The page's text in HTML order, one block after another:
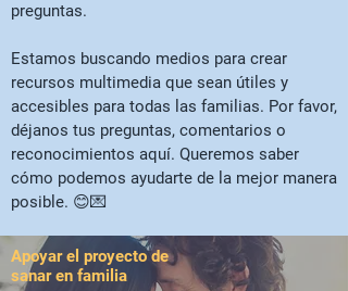
preguntas.
Estamos buscando medios para crear
recursos multimedia que sean útiles y
accesibles para todas las familias. Por favor,
déjanos tus preguntas, comentarios o
reconocimientos aquí. Queremos saber
cómo podemos ayudarte de la mejor manera
posible. 😊💌
Apoyar el proyecto de
sanar en familia